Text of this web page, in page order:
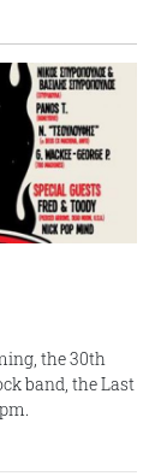
the 30th
band, the Last